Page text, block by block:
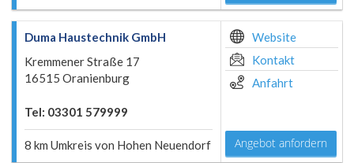
Duma Haustechnik GmbH
Kremmener Straße 17
16515 Oranienburg
Tel: 03301 579999
8 km Umkreis von Hohen Neuendorf
Website
Kontakt
Anfahrt
Angebot anfordern